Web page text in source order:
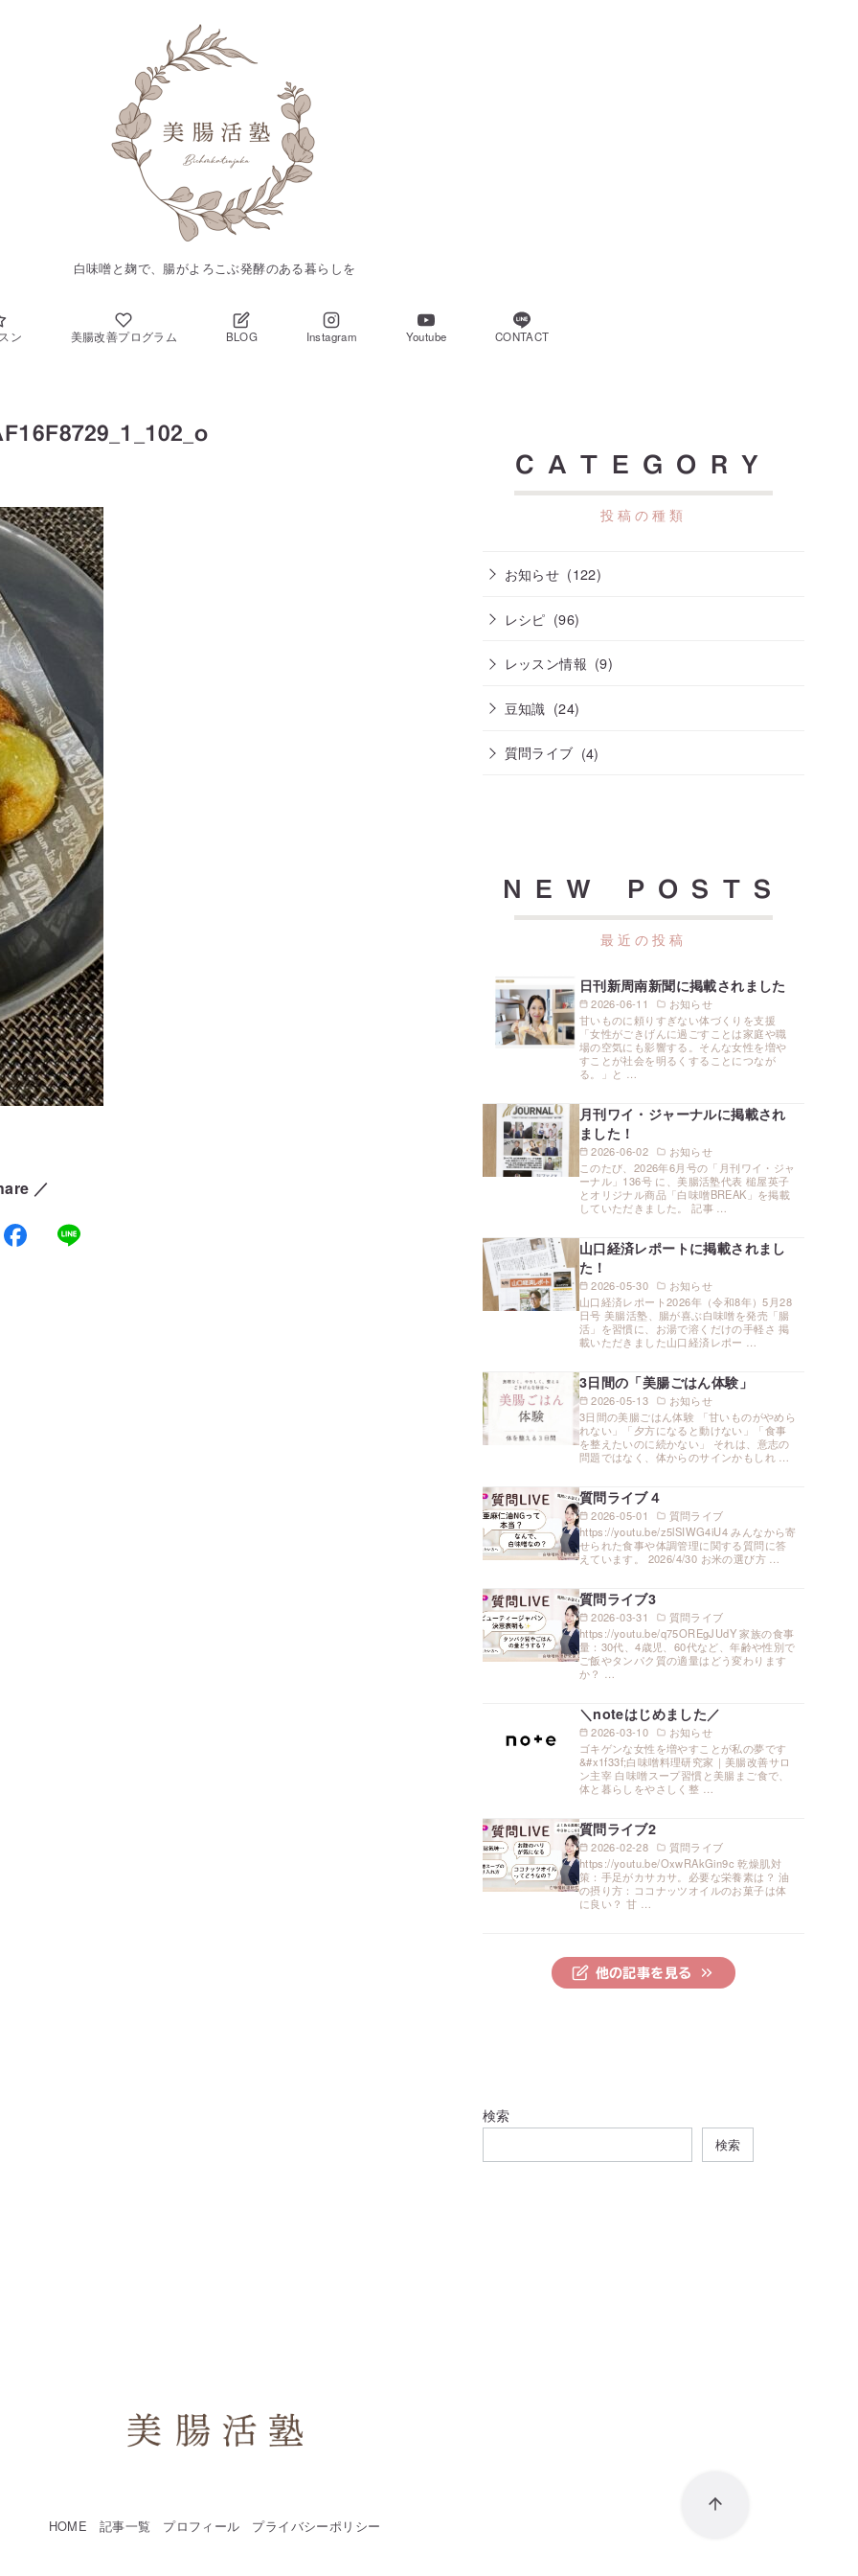
白味噌と麹で、腸がよろこぶ発酵のある暮らしを
ン 美腸改善プログラム BLOG Instagram Youtube CONTACT
／
CATEGORY
お知らせ (122)
レシピ (96)
レッスン情報 (9)
豆知識 (24)
質問ライブ (4)
NEW POSTS
2026-06-11 お知らせ
日刊新周南新聞に掲載されました
甘いものに頼りすぎない体づくりを支援
「女性がごきげんに過ごすことは家庭や職
場の空気にも影響する。そんな女性を増や
すことが社会を明るくすることにつなが
る。」と …
2026-06-02 お知らせ
月刊ワイ・ジャーナルに掲載され
ました！
このたび、2026年6月号の「月刊ワイ・ジャ
ーナル」136号 に、美腸活塾代表 槌屋英子
とオリジナル商品「白味噌BREAK」を掲載
していただきました。 記事 …
2026-05-30 お知らせ
山口経済レポートに掲載されまし
た！
山口経済レポート2026年（令和8年）5月28
日号 美腸活塾、腸が喜ぶ白味噌を発売「腸
活」を習慣に、お湯で溶くだけの手軽さ 掲
載いただきました山口経済レポー …
2026-05-13 お知らせ
3日間の「美腸ごはん体験」
3日間の美腸ごはん体験 「甘いものがやめら
れない」「夕方になると動けない」「食事
を整えたいのに続かない」 それは、意志の
問題ではなく、体からのサインかもしれ …
2026-05-01 質問ライブ
質問ライブ４
https://youtu.be/z5lSIWG4iU4 みんなから寄
せられた食事や体調管理に関する質問に答
えています。 2026/4/30 お米の選び方 …
2026-03-31 質問ライブ
質問ライブ3
https://youtu.be/q75OREgJUdY 家族の食事
量：30代、4歳児、60代など、年齢や性別で
ご飯やタンパク質の適量はどう変わります
か？ …
2026-03-10 お知らせ
＼noteはじめました／
ゴキゲンな女性を増やすことが私の夢です
&#x1f33f;白味噌料理研究家｜美腸改善サロ
ン主宰 白味噌スープ習慣と美腸まご食で、
体と暮らしをやさしく整 …
2026-02-28 質問ライブ
質問ライブ2
https://youtu.be/OxwRAkGin9c 乾燥肌対
策：手足がカサカサ。必要な栄養素は？ 油
の摂り方：ココナッツオイルのお菓子は体
に良い？ 甘 …
他の記事を見る
検索
検索
HOME 記事一覧 プロフィール プライバシーポリシー